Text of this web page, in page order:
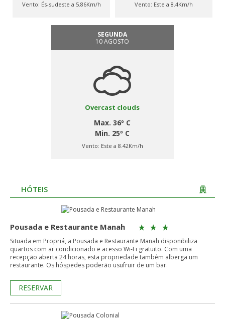
Vento: És-sudeste a 5.86Km/h Vento: Este a 8.4Km/h
SEGUNDA
10 AGOSTO
Overcast clouds
Max. 36º C
Min. 25º C
Vento: Este a 8.42Km/h
HÓTEIS
Pousada e Restaurante Manah
Situada em Propriá, a Pousada e Restaurante Manah disponibiliza
quartos com ar condicionado e acesso Wi-Fi gratuito. Com uma
recepção aberta 24 horas, esta propriedade também alberga um
restaurante. Os hóspedes poderão usufruir de um bar.
RESERVAR